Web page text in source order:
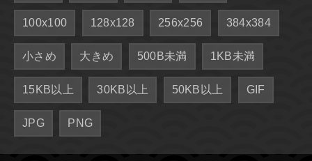
100x100 128x128 256x256 384x384
小さめ 大きめ 500B未満 1KB未満
15KB以上 30KB以上 50KB以上 GIF
JPG PNG